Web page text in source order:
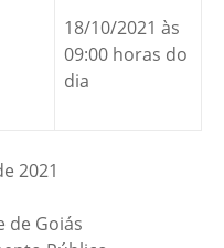
18/10/2021 às
09:00 horas do
dia
2021
de Goiás